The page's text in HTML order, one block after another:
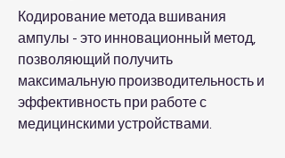
Кодирование метода вшивания
ампулы - это инновационный метод,
позволяющий получить
максимальную производительность и
эффективность при работе с
медицинскими устройствами.